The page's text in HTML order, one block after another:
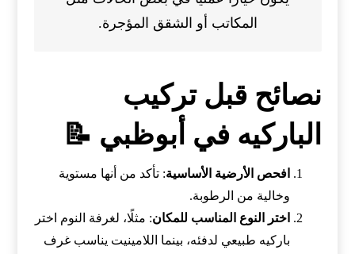
المكاتب أو الشقق المؤجرة.
نصائح قبل تركيب
الباركيه في أبوظبي 📝
افحص الأرضية الأساسية: تأكد من أنها مستوية
وخالية من الرطوبة.
اختر النوع المناسب للمكان: مثلًا، لغرفة النوم اختر
باركيه طبيعي لدفئه، بينما اللامينيت يناسب غرف